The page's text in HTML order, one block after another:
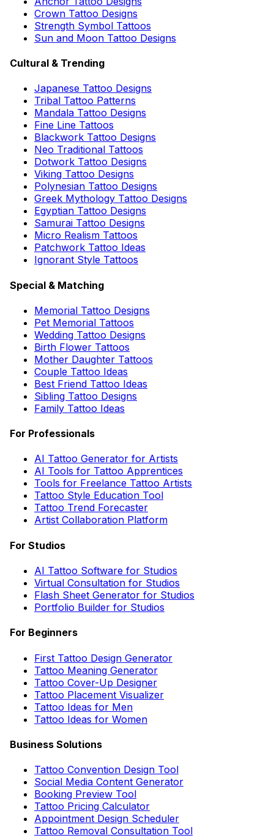
Crown Tattoo Designs
Strength Symbol Tattoos
Sun and Moon Tattoo Designs
Cultural & Trending
Japanese Tattoo Designs
Tribal Tattoo Patterns
Mandala Tattoo Designs
Fine Line Tattoos
Blackwork Tattoo Designs
Neo Traditional Tattoos
Dotwork Tattoo Designs
Viking Tattoo Designs
Polynesian Tattoo Designs
Greek Mythology Tattoo Designs
Egyptian Tattoo Designs
Samurai Tattoo Designs
Micro Realism Tattoos
Patchwork Tattoo Ideas
Ignorant Style Tattoos
Special & Matching
Memorial Tattoo Designs
Pet Memorial Tattoos
Wedding Tattoo Designs
Birth Flower Tattoos
Mother Daughter Tattoos
Couple Tattoo Ideas
Best Friend Tattoo Ideas
Sibling Tattoo Designs
Family Tattoo Ideas
For Professionals
AI Tattoo Generator for Artists
AI Tools for Tattoo Apprentices
Tools for Freelance Tattoo Artists
Tattoo Style Education Tool
Tattoo Trend Forecaster
Artist Collaboration Platform
For Studios
AI Tattoo Software for Studios
Virtual Consultation for Studios
Flash Sheet Generator for Studios
Portfolio Builder for Studios
For Beginners
First Tattoo Design Generator
Tattoo Meaning Generator
Tattoo Cover-Up Designer
Tattoo Placement Visualizer
Tattoo Ideas for Men
Tattoo Ideas for Women
Business Solutions
Tattoo Convention Design Tool
Social Media Content Generator
Booking Preview Tool
Tattoo Pricing Calculator
Appointment Design Scheduler
Tattoo Removal Consultation Tool